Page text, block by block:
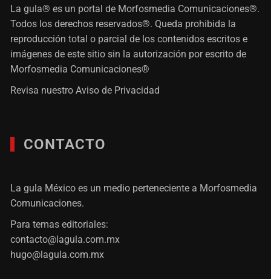
La gula® es un portal de Morfosmedia Comunicaciones®.
Todos los derechos reservados®. Queda prohibida la
reproducción total o parcial de los contenidos escritos e
imágenes de este sitio sin la autorización por escrito de
Morfosmedia Comunicaciones®
Revisa nuestroAviso de Privacidad
CONTACTO
La gula México es un medio perteneciente a Morfosmedia
Comunicaciones.
Para temas editoriales:
contacto@lagula.com.mx
hugo@lagula.com.mx